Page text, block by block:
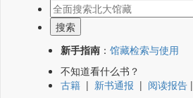
新手指南 ： 馆藏检索与使用
不知道看什么书？
古籍 | 新书通报 | 阅读报告 |